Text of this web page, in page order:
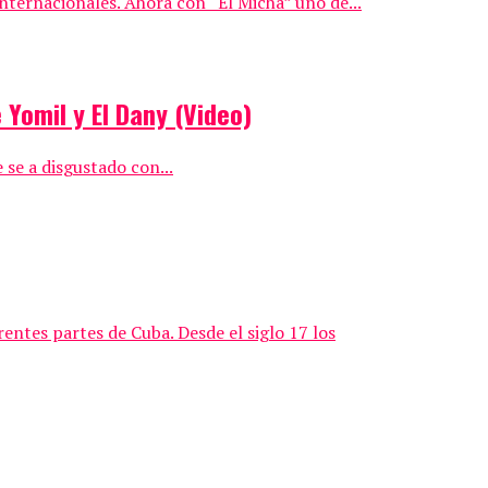
y El Dany (Video)
a disgustado con...
partes de Cuba. Desde el siglo 17 los